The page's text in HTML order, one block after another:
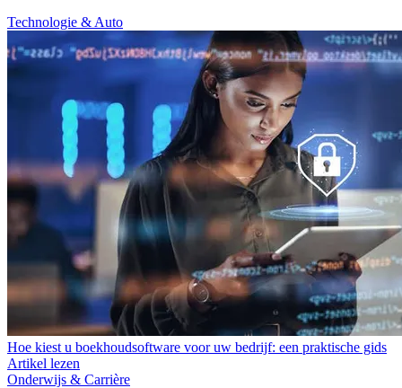
Technologie & Auto
Hoe kiest u boekhoudsoftware voor uw bedrijf: een praktische gids
Artikel lezen
Onderwijs & Carrière